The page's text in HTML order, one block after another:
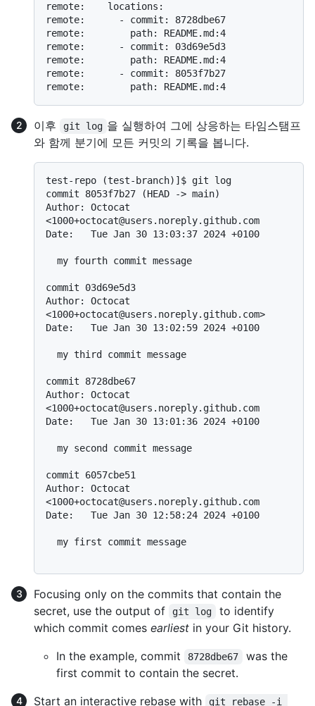
remote:    locations:
remote:      - commit: 8728dbe67
remote:        path: README.md:4
remote:      - commit: 03d69e5d3
remote:        path: README.md:4
remote:      - commit: 8053f7b27
이후 git log 을 실행하여 그에 상응하는 타임스탬프
와 함께 분기에 모든 커밋의 기록을 봅니다.
test-repo (test-branch)]$ git log
commit 8053f7b27 (HEAD -> main)
Author: Octocat
<1000+octocat@users.noreply.github.com
Date:   Tue Jan 30 13:03:37 2024 +0100
commit 03d69e5d3
Author: Octocat
<1000+octocat@users.noreply.github.com>
Date:   Tue Jan 30 13:02:59 2024 +0100
commit 8728dbe67
Author: Octocat
<1000+octocat@users.noreply.github.com
Date:   Tue Jan 30 13:01:36 2024 +0100
commit 6057cbe51
Author: Octocat
<1000+octocat@users.noreply.github.com
Date:   Tue Jan 30 12:58:24 2024 +0100
Focusing only on the commits that contain the
secret, use the output of
git log
to identify
which commit comes earliest in your Git history.
In the example, commit
8728dbe67
was the
first commit to contain the secret.
Start an interactive rebase with
git rebase -i